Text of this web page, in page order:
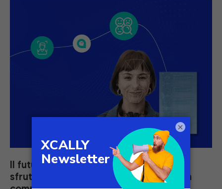
Il futuro della customer experience:
sfruttare l’AI sentiment analysis per una
×